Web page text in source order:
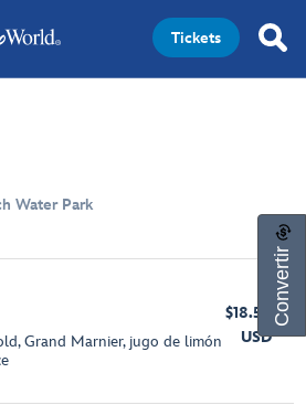
Tickets
Water Park
Grand Marnier, jugo de limón
$18.50
USD
Convertir